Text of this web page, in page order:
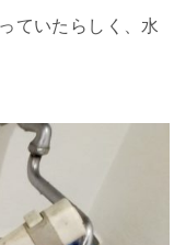
ていたらしく、水